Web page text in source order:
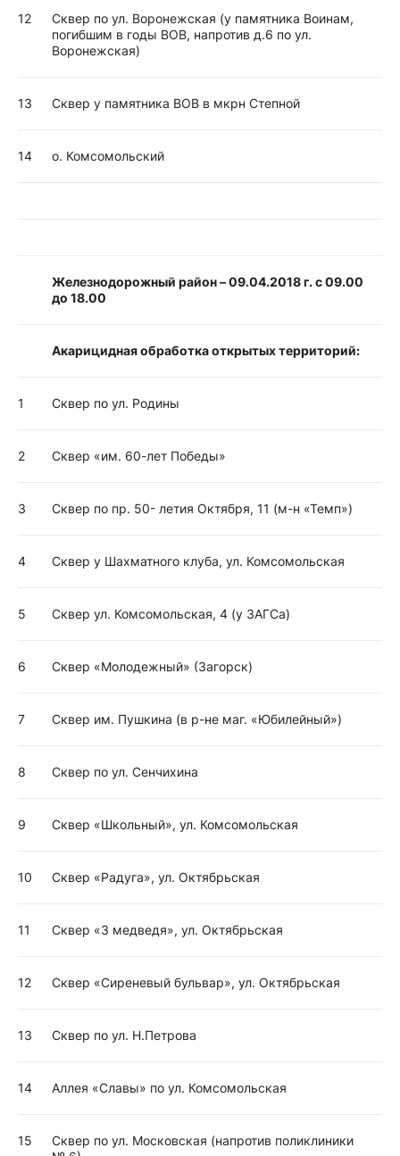
12
Сквер по ул. Воронежская (у памятника Воинам,
погибшим в годы ВОВ, напротив д.6 по ул.
Воронежская)
13 Сквер у памятника ВОВ в мкрн Степной
14 о. Комсомольский
Железнодорожный район – 09.04.2018 г. с 09.00
до 18.00
Акарицидная обработка открытых территорий:
1 Сквер по ул. Родины
2 Сквер «им. 60-лет Победы»
3 Сквер по пр. 50- летия Октября, 11 (м-н «Темп»)
4 Сквер у Шахматного клуба, ул. Комсомольская
5 Сквер ул. Комсомольская, 4 (у ЗАГСа)
6 Сквер «Молодежный» (Загорск)
7 Сквер им. Пушкина (в р-не маг. «Юбилейный»)
8 Сквер по ул. Сенчихина
9 Сквер «Школьный», ул. Комсомольская
10 Сквер «Радуга», ул. Октябрьская
11 Сквер «3 медведя», ул. Октябрьская
12 Сквер «Сиреневый бульвар», ул. Октябрьская
13 Сквер по ул. Н.Петрова
14 Аллея «Славы» по ул. Комсомольская
15
Сквер по ул. Московская (напротив поликлиники